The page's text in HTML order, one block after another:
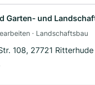
Garten- und
· Landschaftsbau
108, 27721 Ritterhude